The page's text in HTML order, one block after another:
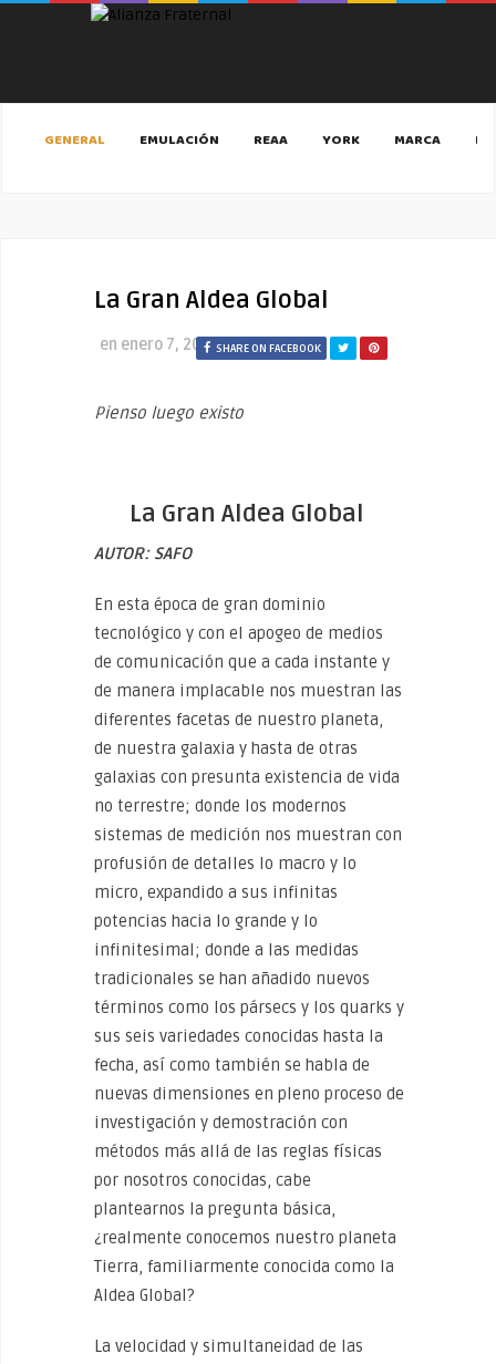
GENERAL EMULACIÓN REAA YORK MARCA
La Gran Aldea Global
en enero 7, 2020SHARE ON FACEBOOK
Pienso luego existo
La Gran Aldea Global
AUTOR: SAFO
En esta época de gran dominio
tecnológico y con el apogeo de medios
de comunicación que a cada instante y
de manera implacable nos muestran las
diferentes facetas de nuestro planeta,
de nuestra galaxia y hasta de otras
galaxias con presunta existencia de vida
no terrestre; donde los modernos
sistemas de medición nos muestran con
profusión de detalles lo macro y lo
micro, expandido a sus infinitas
potencias hacia lo grande y lo
infinitesimal; donde a las medidas
tradicionales se han añadido nuevos
términos como los pársecs y los quarks y
sus seis variedades conocidas hasta la
fecha, así como también se habla de
nuevas dimensiones en pleno proceso de
investigación y demostración con
métodos más allá de las reglas físicas
por nosotros conocidas, cabe
plantearnos la pregunta básica,
¿realmente conocemos nuestro planeta
Tierra, familiarmente conocida como la
Aldea Global?
La velocidad y simultaneidad de las